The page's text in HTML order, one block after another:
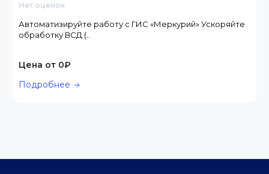
Нет оценок
Автоматизируйте работу с ГИС «Меркурий» Ускоряйте
обработку ВСД (..
Цена от 0₽
Подробнее